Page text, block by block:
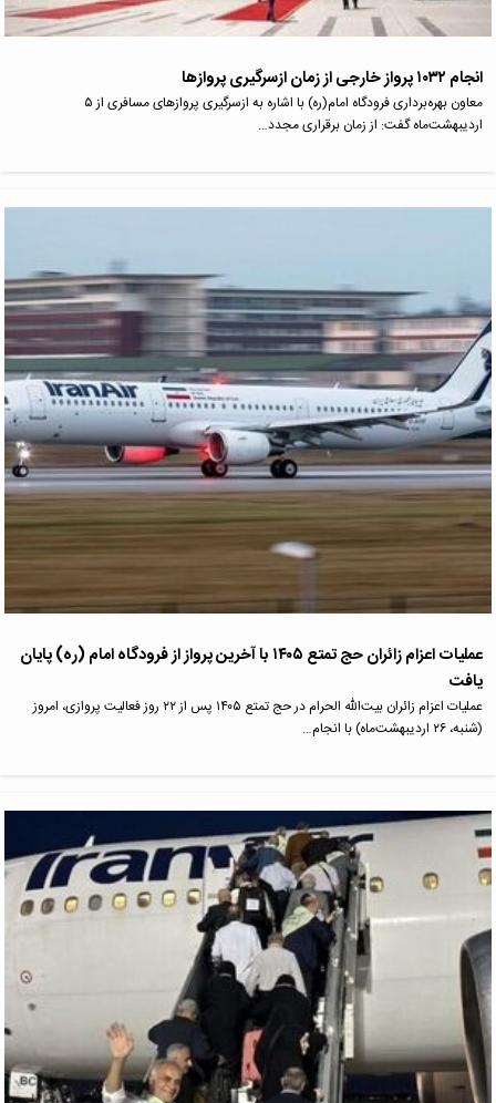
انجام ۱۰۳۲ پرواز خارجی از زمان ازسرگیری پروازها
معاون بهره‌برداری فرودگاه امام(ره) با اشاره به ازسرگیری پروازهای مسافری از ۵
اردیبهشت‌ماه گفت: از زمان برقراری مجدد…
عملیات اعزام زائران حج تمتع ۱۴۰۵ با آخرین پرواز از فرودگاه امام (ره) پایان
یافت
عملیات اعزام زائران بیت‌الله الحرام در حج تمتع ۱۴۰۵ پس از ۲۲ روز فعالیت پروازی، امروز
(شنبه، ۲۶ اردیبهشت‌ماه) با انجام…